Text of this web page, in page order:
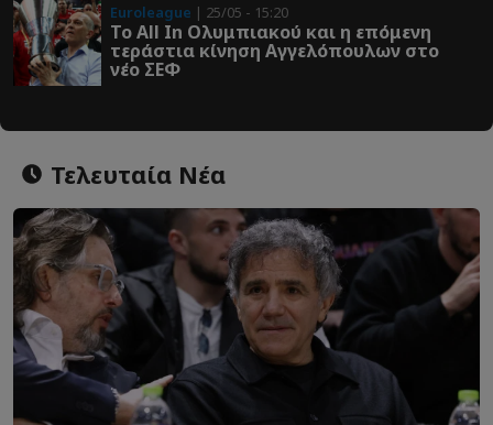
Euroleague | 25/05 - 15:20
Το All In Ολυμπιακού και η επόμενη
τεράστια κίνηση Αγγελόπουλων στο
νέο ΣΕΦ
Τελευταία Νέα